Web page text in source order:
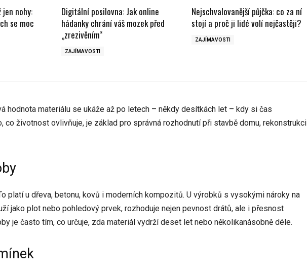
nohy:
se moc
Digitální posilovna: Jak online
hádanky chrání váš mozek před
„zrezivěním“
ZAJÍMAVOSTI
Nejschvalovanější půjčka: co za ní
stojí a proč ji lidé volí nejčastěji?
ZAJÍMAVOSTI
hodnota materiálu se ukáže až po letech – někdy desítkách let – kdy si čas
co životnost ovlivňuje, je základ pro správná rozhodnutí při stavbě domu, rekonstrukci
platí u dřeva, betonu, kovů i moderních kompozitů. U výrobků s vysokými nároky na
jako plot nebo pohledový prvek, rozhoduje nejen pevnost drátů, ale i přesnost
je často tím, co určuje, zda materiál vydrží deset let nebo několikanásobně déle.